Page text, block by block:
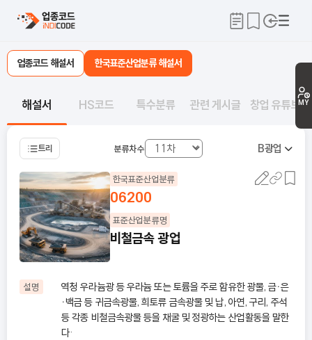
MY
업종코드 해설서 한국표준산업분류 해설서
해설서 HS코드 특수분류 관련 게시글 창업 유튜브
트리 분류차수 B광업
한국표준산업분류
06200
표준산업분류명
비철금속 광업
설명
역청 우라늄광 등 우라늄 또는 토륨을 주로 함유한 광물, 금ㆍ은
ㆍ백금 등 귀금속광물, 희토류 금속광물 및 납, 아연, 구리, 주석
등 각종 비철금속광물 등을 채굴 및 정광하는 산업활동을 말한
다·